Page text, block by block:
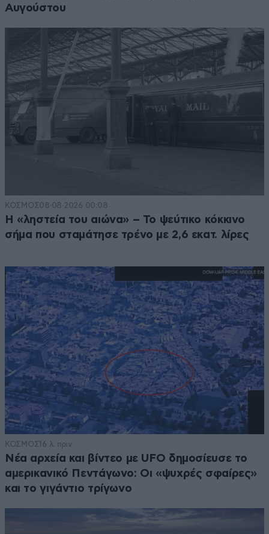
Αυγούστου
ΚΟΣΜΟΣ08·08·2026 00:08
Η «ληστεία του αιώνα» – Το ψεύτικο κόκκινο
σήμα που σταμάτησε τρένο με 2,6 εκατ. λίρες
ΚΟΣΜΟΣ16 λ. πριν
Νέα αρχεία και βίντεο με UFO δημοσίευσε το
αμερικανικό Πεντάγωνο: Οι «ψυχρές σφαίρες»
και το γιγάντιο τρίγωνο